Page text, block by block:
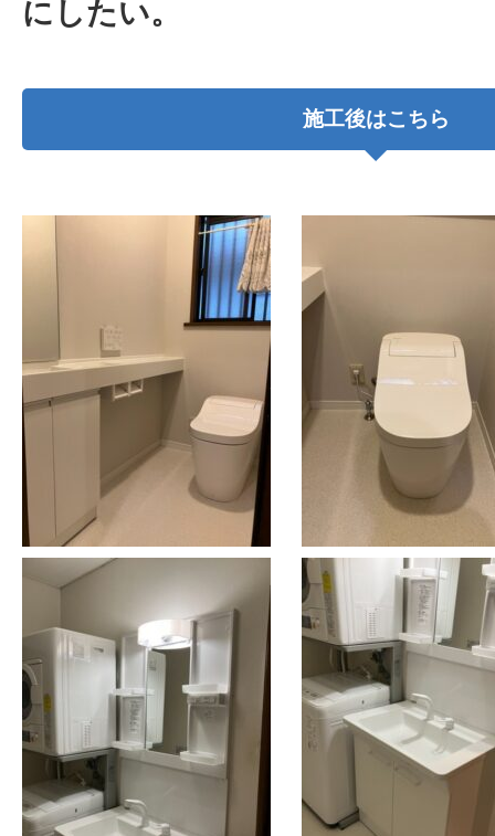
にしたい。
施工後はこちら